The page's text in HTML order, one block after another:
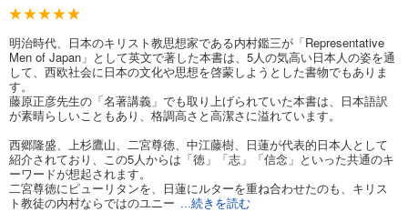
明治時代、日本のキリスト教思想家である内村鑑三が「Representative
Men of Japan」として英文で著した本書は、5人の気高い日本人の姿を通
して、西欧社会に日本の文化や思想を啓蒙しようとした書物でもありま
す。
藤原正彦先生の「名著講義」でも取り上げられていた本書は、日本語訳
が素晴らしいこともあり、格調高さと高潔さに溢れています。
西郷隆盛、上杉鷹山、二宮尊徳、中江藤樹、日蓮が代表的日本人として
紹介されており、この5人からは「徳」「志」「信念」といった共通のキ
ーワードが想起されます。
二宮尊徳にピューリタンを、日蓮にルターを重ね合わせたのも、キリス
ト教徒の内村ならではのユニー ...続きを読む